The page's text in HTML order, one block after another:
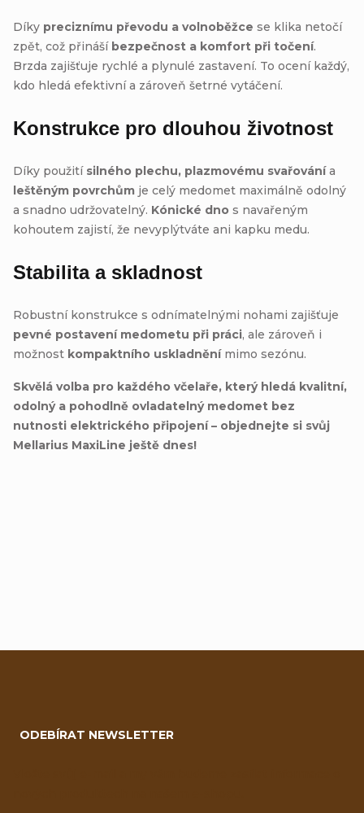
Díky preciznímu převodu a volnoběžce se klika netočí
zpět, což přináší bezpečnost a komfort při točení.
Brzda zajišťuje rychlé a plynulé zastavení. To ocení každý,
kdo hledá efektivní a zároveň šetrné vytáčení.
Konstrukce pro dlouhou životnost
Díky použití silného plechu, plazmovému svařovánía
leštěným povrchům je celý medomet maximálně odolný
a snadno udržovatelný. Kónické dno s navařeným
kohoutem zajistí, že nevyplýtváte ani kapku medu.
Stabilita a skladnost
Robustní konstrukce s odnímatelnými nohami zajišťuje
pevné postavení medometu při práci, ale zároveň i
možnost kompaktního uskladněnímimo sezónu.
Skvělá volba pro každého včelaře, který hledá kvalitní,
odolný a pohodlně ovladatelný medomet bez
nutnosti elektrického připojení – objednejte si svůj
Mellarius MaxiLine ještě dnes!
ODEBÍRAT NEWSLETTER